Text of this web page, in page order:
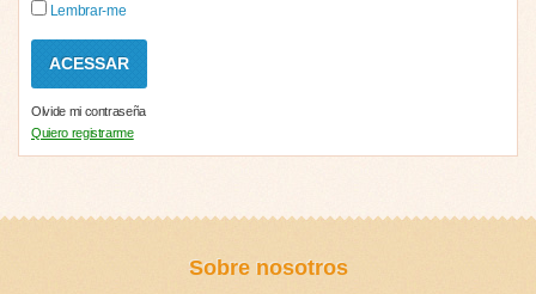
Lembrar-me
Olvide mi contraseña
Quiero registrarme
Sobre nosotros